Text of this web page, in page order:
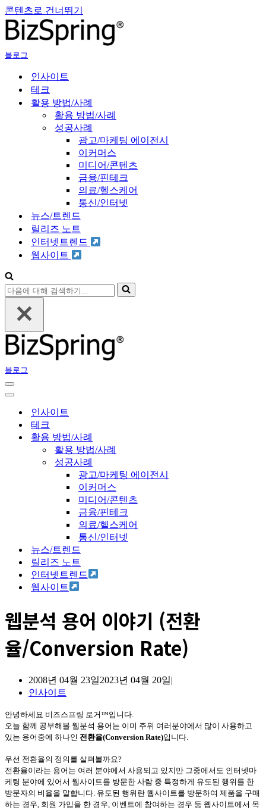
콘텐츠로 건너뛰기
블로그
인사이트
테크
활용 방법/사례
활용 방법/사례
성공사례
광고/마케팅 에이전시
이커머스
미디어/콘텐츠
금융/핀테크
의료/헬스케어
통신/인터넷
뉴스/트렌드
릴리즈 노트
인터넷트렌드
웹사이트
다
음
해
검
하
기...
블로그
내
비
내
인사이트
테크
활용 방법/사례
활용 방법/사례
성공사례
광고/마케팅 에이전시
이커머스
미디어/콘텐츠
금융/핀테크
의료/헬스케어
통신/인터넷
뉴스/트렌드
릴리즈 노트
인터넷트렌드
웹사이트
웹분석 용어 이야기 (전환
율/Conversion Rate)
2008년 04월 23일2023년 04월 20일
인사이트
안녕하세요 비즈스프링 로거™입니다
오늘 함께 공부해볼 웹분석 용어는 이미 주위 여러분야에서 많이 사용하고
있는 용어중에 하나인 전환율(Conversion Rate)입니다
우선 전환율의 정의를 살펴볼까요?
전환율이라는 용어는 여러 분야에서 사용되고 있지만 그중에서도 인터넷마
케팅 분야에 있어서 웹사이트를 방문한 사람 중 특정하게 유도된 행위를 한
방문자의 비율을 말합니다 유도된 행위란 웹사이트를 방문하여 제품을 구매
하는 경우 회원 가입을 한 경우 이벤트에 참여하는 경우 등 웹사이트에서 목